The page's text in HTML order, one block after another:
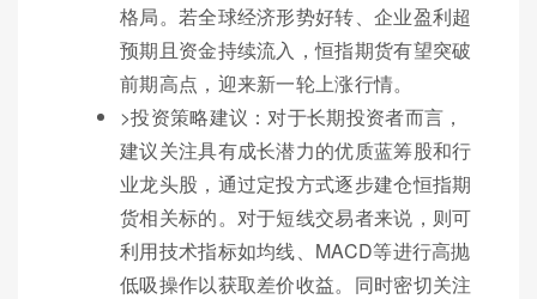
格局。若全球经济形势好转、企业盈利超
预期且资金持续流入，恒指期货有望突破
前期高点，迎来新一轮上涨行情。
>投资策略建议：对于长期投资者而言，
建议关注具有成长潜力的优质蓝筹股和行
业龙头股，通过定投方式逐步建仓恒指期
货相关标的。对于短线交易者来说，则可
利用技术指标如均线、MACD等进行高抛
低吸操作以获取差价收益。同时密切关注